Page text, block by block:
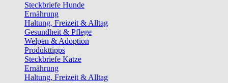
Steckbriefe Hunde
Ernährung
Haltung, Freizeit & Alltag
Gesundheit & Pflege
Welpen & Adoption
Produkttipps
Steckbriefe Katze
Ernährung
Haltung, Freizeit & Alltag